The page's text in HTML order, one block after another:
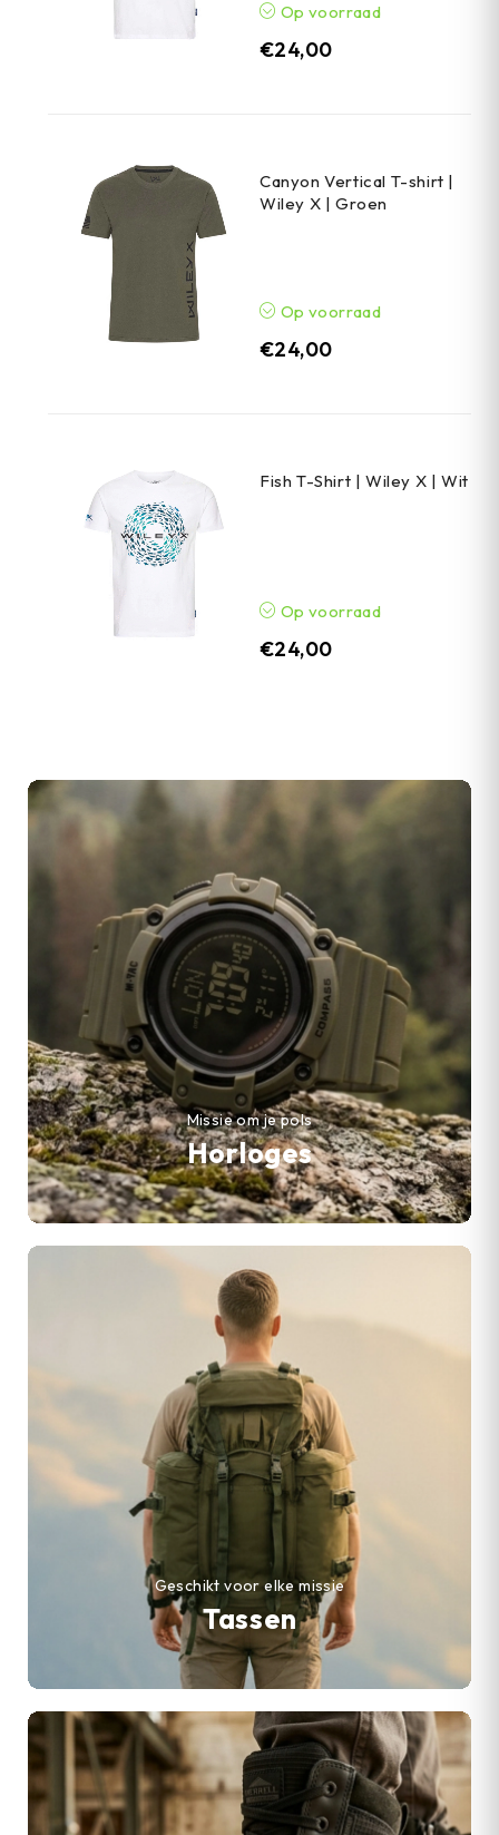
Op voorraad
€24,00
Canyon Vertical T-shirt |
Wiley X | Groen
Op voorraad
€24,00
Fish T-Shirt | Wiley X | Wit
Op voorraad
€24,00
Horloges
Missie om je pols
Tassen
Geschikt voor elke missie